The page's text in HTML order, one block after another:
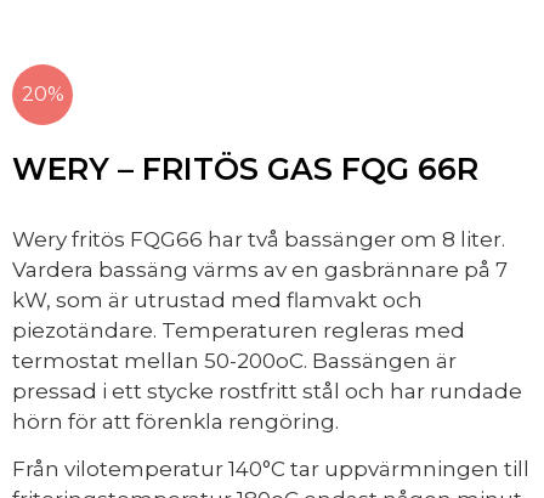
20%
WERY – FRITÖS GAS FQG 66R
Wery fritös FQG66 har två bassänger om 8 liter.
Vardera bassäng värms av en gasbrännare på 7
kW, som är utrustad med flamvakt och
piezotändare. Temperaturen regleras med
termostat mellan 50-200oC. Bassängen är
pressad i ett stycke rostfritt stål och har rundade
hörn för att förenkla rengöring.
Från vilotemperatur 140°C tar uppvärmningen till